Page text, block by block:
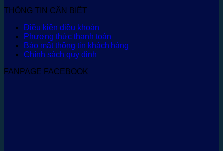
THÔNG TIN CẦN BIẾT
Điều kiện điều khoản
Phương thức thanh toán
Bảo mật thông tin khách hàng
Chính sách quy định
FANPAGE FACEBOOK